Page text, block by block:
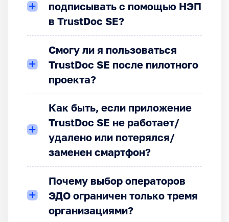
подписывать с помощью НЭП
в TrustDoc SE?
Смогу ли я пользоваться
TrustDoc SE после пилотного
проекта?
Как быть, если приложение
TrustDoc SE не работает/
удалено или потерялся/
заменен смартфон?
Почему выбор операторов
ЭДО ограничен только тремя
организациями?